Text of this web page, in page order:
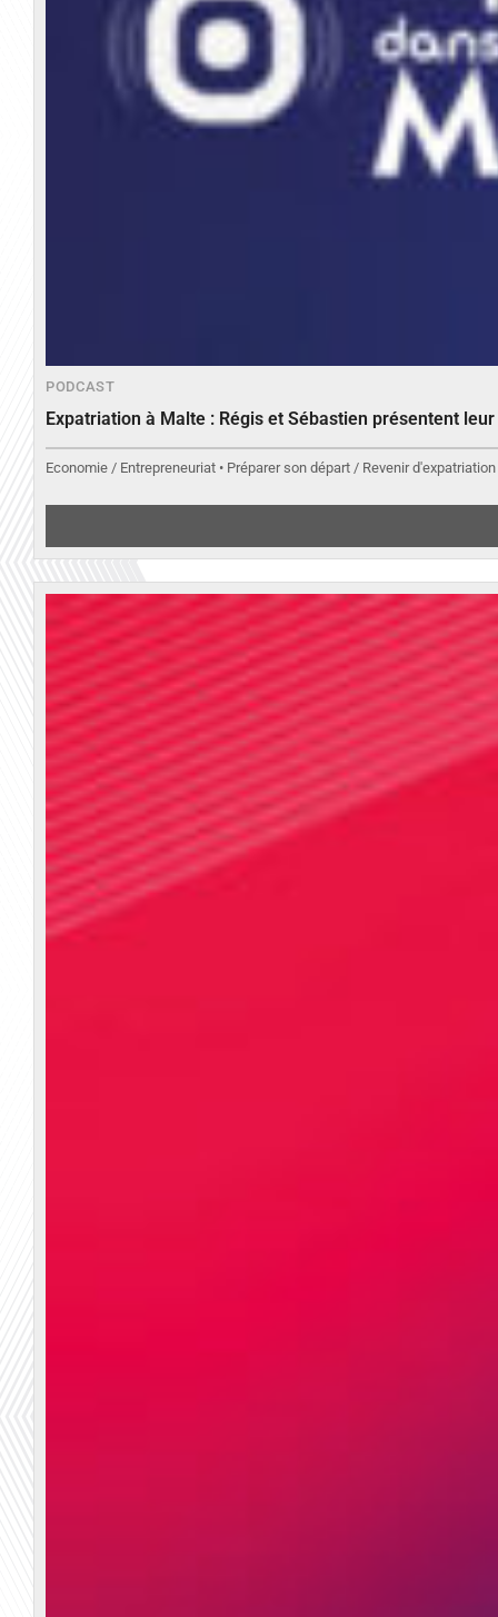
PODCAST
Expatriation à Malte : Régis et Sébastien présentent
Economie / Entrepreneuriat • Préparer son départ / Revenir d'expatriation